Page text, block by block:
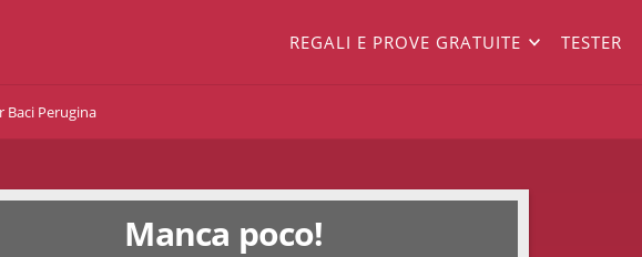
REGALI E PROVE GRATUITE TESTER
Baci Perugina
Manca poco!